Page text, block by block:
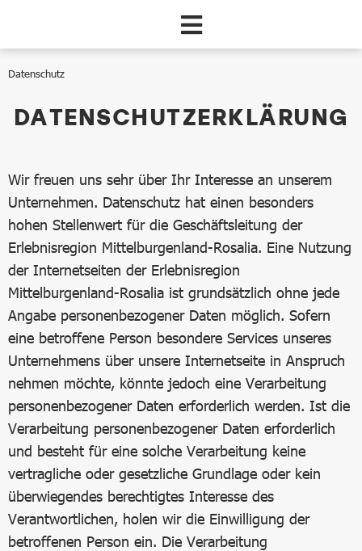
Datenschutz
Datenschutz
DATENSCHUTZERKLÄRUNG
Wir freuen uns sehr über Ihr Interesse an unserem
Unternehmen. Datenschutz hat einen besonders
hohen Stellenwert für die Geschäftsleitung der
Erlebnisregion Mittelburgenland-Rosalia. Eine Nutzung
der Internetseiten der Erlebnisregion
Mittelburgenland-Rosalia ist grundsätzlich ohne jede
Angabe personenbezogener Daten möglich. Sofern
eine betroffene Person besondere Services unseres
Unternehmens über unsere Internetseite in Anspruch
nehmen möchte, könnte jedoch eine Verarbeitung
personenbezogener Daten erforderlich werden. Ist die
Verarbeitung personenbezogener Daten erforderlich
und besteht für eine solche Verarbeitung keine
vertragliche oder gesetzliche Grundlage oder kein
überwiegendes berechtigtes Interesse des
Verantwortlichen, holen wir die Einwilligung der
betroffenen Person ein. Die Verarbeitung